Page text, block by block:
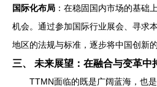
国际化布局 ：在稳固国内市场的基础
机会。通过参加国际行业展会、寻求
地区的法规与标准，逐步将中国创新
三、 未来展望：在融合与变革中
TTMN面临的既是广阔蓝海，也